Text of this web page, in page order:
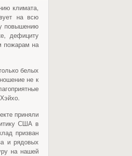
климата,
на всю
повышению
дефициту
пожарам на
белых
не к
приняли
США в
призван
и рядовых
на нашей